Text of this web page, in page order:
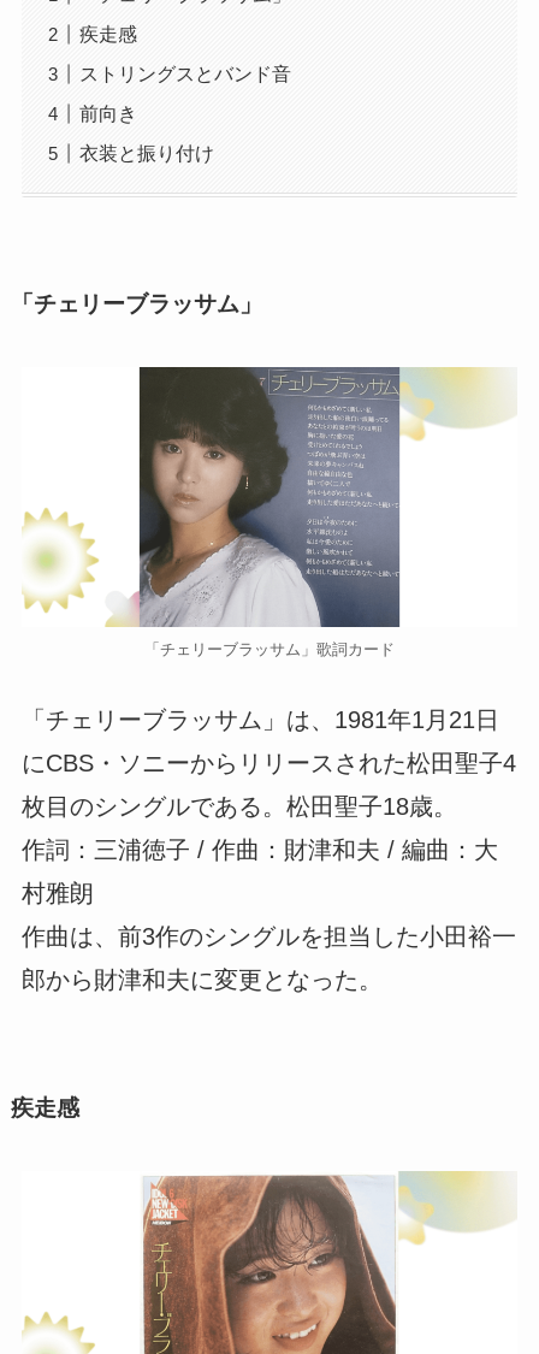
疾走感
ストリングスとバンド音
前向き
衣装と振り付け
「チェリーブラッサム」
「チェリーブラッサム」歌詞カード
「チェリーブラッサム」は、1981年1月21日
にCBS・ソニーからリリースされた松田聖子4
枚目のシングルである。松田聖子18歳。
作詞：三浦徳子 / 作曲：財津和夫 / 編曲：大
村雅朗
作曲は、前3作のシングルを担当した小田裕一
郎から財津和夫に変更となった。
疾走感